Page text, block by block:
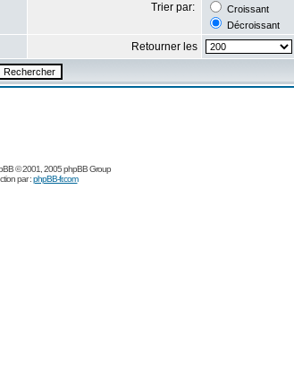
Trier par:
Croissant
Décroissant
Retourner les
© 2001, 2005 phpBB Group
par :phpBB-fr.com